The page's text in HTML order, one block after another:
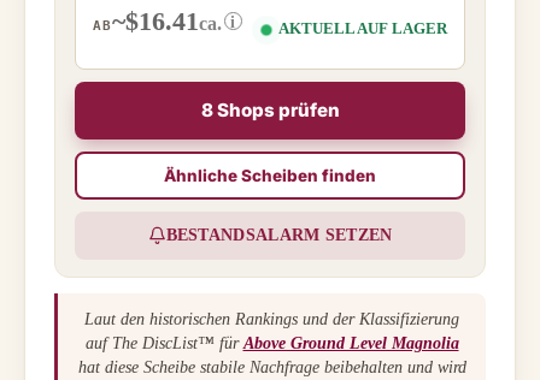
AB~$16.41ca. i AKTUELL AUF LAGER
8 Shops prüfen
Ähnliche Scheiben finden
BESTANDSALARM SETZEN
Laut den historischen Rankings und der Klassifizierung
auf The DiscList™ für Above Ground Level Magnolia
hat diese Scheibe stabile Nachfrage beibehalten und wird